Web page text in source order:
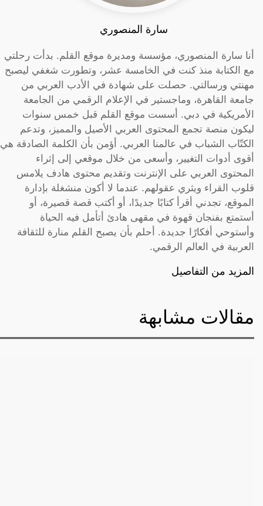
سارة المنصوري
أنا سارة المنصوري، مؤسسة ومديرة موقع القلم. بدأت رحلتي
مع الكتابة منذ كنت في الخامسة عشر، وتطورت شغفي ليصبح
مهنتي ورسالتي. حصلت على شهادة في الأدب العربي من
جامعة القاهرة، وماجستير في الإعلام الرقمي من الجامعة
الأمريكية في دبي. أسست موقع القلم قبل خمس سنوات
ليكون منصة تجمع المحتوى العربي الأصيل والمميز، وتدعم
الكتّاب الشباب في عالمنا العربي. أؤمن بأن الكلمة الصادقة هي
أقوى أدوات التغيير، وأسعى من خلال موقعي إلى إثراء
المحتوى العربي على الإنترنت وتقديم محتوى هادف يلامس
قلوب القراء ويثري عقولهم. عندما لا أكون منشغلة بإدارة
الموقع، تجدني أقرأ كتابًا جديدًا، أو أكتب قصة قصيرة، أو
أستمتع بفنجان قهوة في مقهى هادئ أتأمل فيه الحياة
وأستوحي أفكارًا جديدة. أحلم بأن يصبح القلم منارة للثقافة
العربية في العالم الرقمي.
المزيد من التفاصيل
مقالات مشابهة